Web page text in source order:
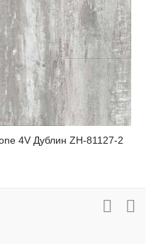
4V Дублин ZH-81127-2